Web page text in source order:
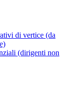
di vertice (da
(dirigenti non